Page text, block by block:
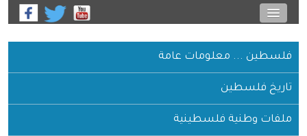
فلسطين ... معلومات عامة
تاريخ فلسطين
ملفات وطنية فلسطينية